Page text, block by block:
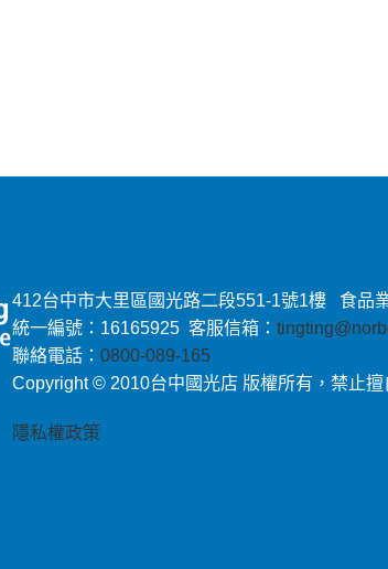
412台中市大里區國光路二段551-1號1樓 食品
統一編號：16165925 客服信箱：
聯絡電話：0800-089-165
Copyright © 2010台中國光店 版權所有，禁止擅
隱私權政策